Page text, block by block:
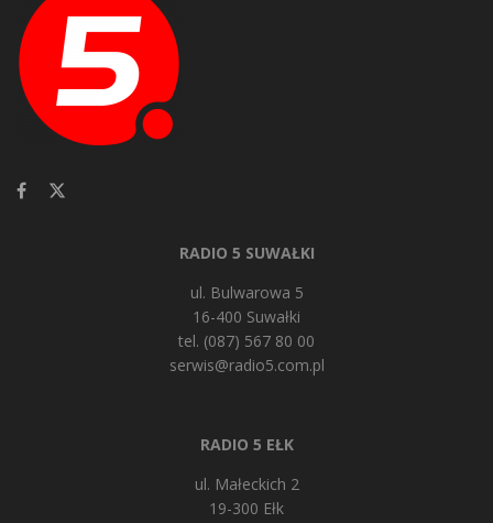
RADIO 5 SUWAŁKI
ul. Bulwarowa 5
16-400 Suwałki
tel. (087) 567 80 00
serwis@radio5.com.pl
RADIO 5 EŁK
ul. Małeckich 2
19-300 Ełk